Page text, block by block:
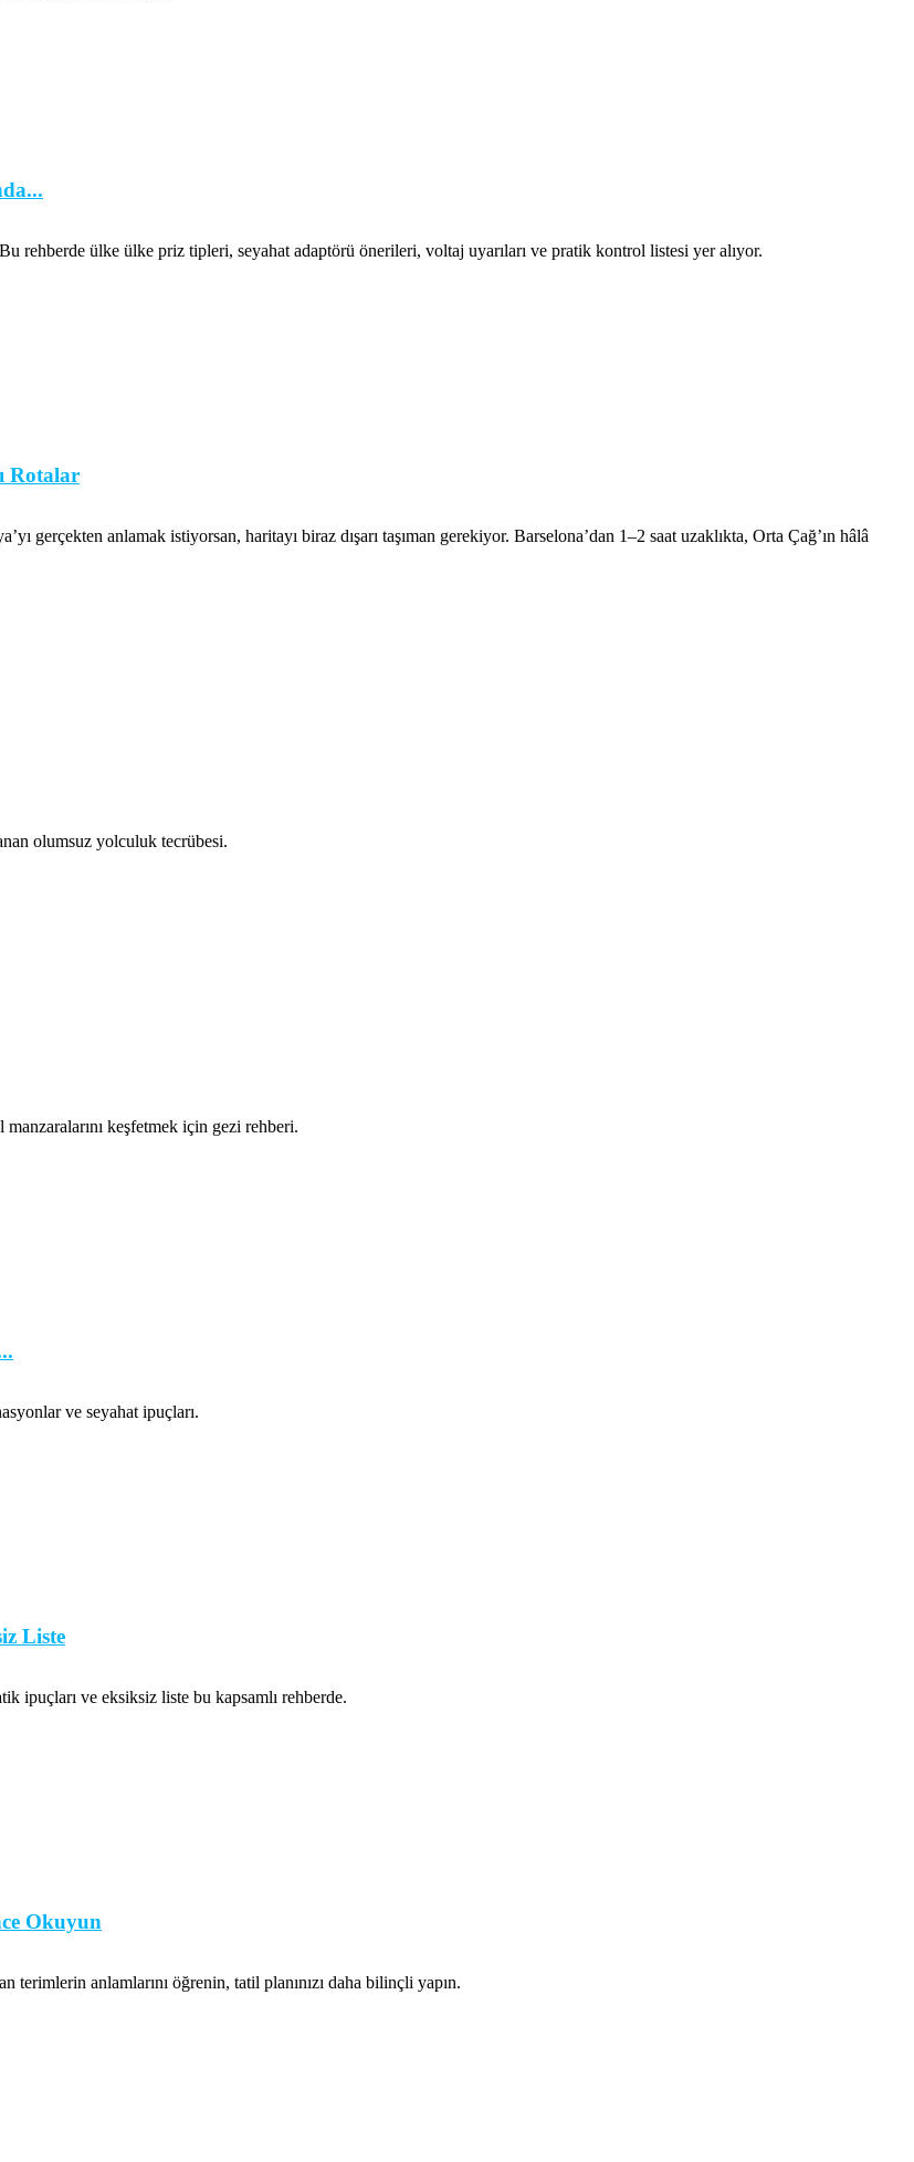
rehberde ülke ülke priz tipleri, seyahat adaptörü önerileri, voltaj uyarıları ve pratik kontrol listesi yer alıyor.
Rotalar
anlamak istiyorsan, haritayı biraz dışarı taşıman gerekiyor. Barselona’dan 1–2 saat uzaklıkta, Orta Çağ’ın hâlâ
olumsuz yolculuk tecrübesi.
keşfetmek için gezi rehberi.
ve seyahat ipuçları.
Liste
ipuçları ve eksiksiz liste bu kapsamlı rehberde.
Okuyun
terimlerin anlamlarını öğrenin, tatil planınızı daha bilinçli yapın.